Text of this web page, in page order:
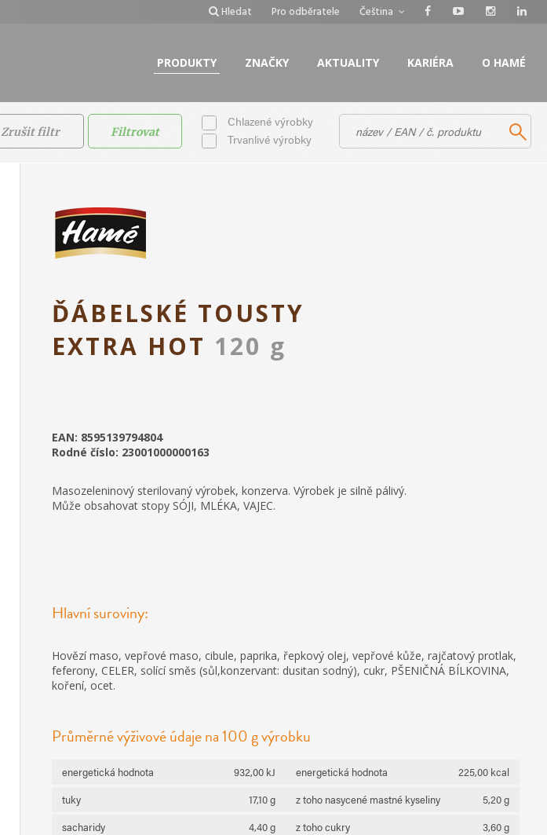
PRODUKTY ZNAČKY AKTUALITY KARIÉRA O HAMÉ
Čeština
Pro odběratele
Hledat
Zrušit filtr Filtrovat
Chlazené výrobky
Trvanlivé výrobky
ĎÁBELSKÉ TOUSTY
EXTRA HOT 120 g
EAN: 8595139794804
Rodné číslo: 23001000000163
Masozeleninový sterilovaný výrobek, konzerva. Výrobek je silně pálivý.
Může obsahovat stopy SÓJI, MLÉKA, VAJEC.
Hlavní suroviny:
Hovězí maso, vepřové maso, cibule, paprika, řepkový olej, vepřové kůže, rajčatový protlak,
feferony, CELER, solící směs (sůl,konzervant: dusitan sodný), cukr, PŠENIČNÁ BÍLKOVINA,
koření, ocet.
Průměrné výživové údaje na 100 g výrobku
energetická hodnota 932,00 kJ energetická hodnota
225,00 kcal
tuky
17,10 g z toho nasycené mastné kyseliny
5,20 g
sacharidy
4,40 g z toho cukry
3,60 g